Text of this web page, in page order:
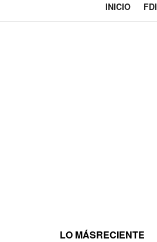
INICIO FDI
LO MÁSRECIENTE